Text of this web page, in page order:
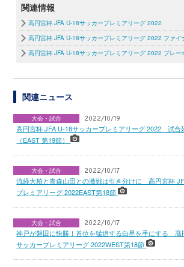
関連情報
高円宮杯 JFA U-18サッカープレミアリーグ 2022
高円宮杯 JFA U-18サッカープレミアリーグ 2022 ファイ
高円宮杯 JFA U-18サッカープレミアリーグ 2022 プレー
関連ニュース
大会・試合 2022/10/19
高円宮杯 JFA U-18サッカープレミアリーグ 2022 試合
（EAST 第19節）
大会・試合 2022/10/17
流経大柏と青森山田との激戦は引き分けに 高円宮杯
プレミアリーグ 2022EAST第18節
大会・試合 2022/10/17
神戸が磐田に快勝！首位を猛追する白星を手にする 高
サッカープレミアリーグ 2022WEST第18節